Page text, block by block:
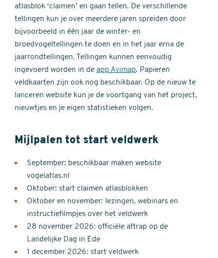
atlasblok ‘claimen’ en gaan tellen. De verschillende
tellingen kun je over meerdere jaren spreiden door
bijvoorbeeld in één jaar de winter- en
broedvogeltellingen te doen en in het jaar erna de
jaarrondtellingen. Tellingen kunnen eenvoudig
ingevoerd worden in de app Avimap. Papieren
veldkaarten zijn ook nog beschikbaar. Op de nieuw te
lanceren website kun je de voortgang van het project,
nieuwtjes en je eigen statistieken volgen.
Mijlpalen tot start veldwerk
September: beschikbaar maken website
vogelatlas.nl
Oktober: start claimen atlasblokken
Oktober en november: lezingen, webinars en
instructiefilmpjes over het veldwerk
28 november 2026: officiële aftrap op de
Landelijke Dag in Ede
1 december 2026: start veldwerk